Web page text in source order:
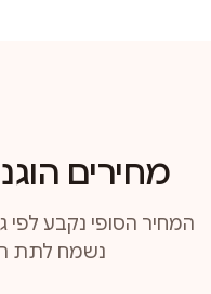
מחירים
המחיר הסופי נקבע לפי
נשמח לתת